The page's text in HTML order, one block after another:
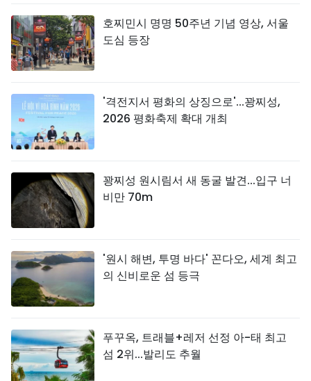
호찌민시 명명 50주년 기념 영상, 서울
도심 등장
'격전지서 평화의 상징으로'...꽝찌성,
2026 평화축제 확대 개최
꽝찌성 원시림서 새 동굴 발견...입구 너
비만 70m
'원시 해변, 투명 바다' 꼰다오, 세계 최고
의 신비로운 섬 등극
푸꾸옥, 트래블+레저 선정 아-태 최고
섬 2위...발리도 추월